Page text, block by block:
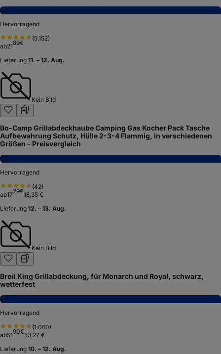
8,6
Hervorragend
(5.152)
ab2189€
Lieferung 11. – 12. Aug.
Kein Bild
Bo-Camp Grillabdeckhaube Camping Gas Kocher Pack Tasche
Aufbewahrung Schutz, Hülle 2-3-4 Flammig, in verschiedenen
Größen - Preisvergleich
8,0
Hervorragend
(42)
ab1729€18,35 €
Lieferung 12. – 13. Aug.
Kein Bild
Broil King Grillabdeckung, für Monarch und Royal, schwarz,
wetterfest
8,3
Hervorragend
(1.060)
ab5190€53,27 €
Lieferung 10. – 12. Aug.